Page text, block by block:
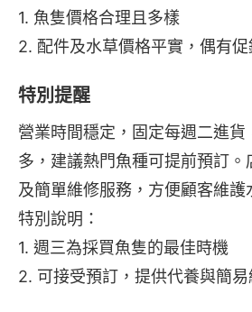
1. 魚隻價格合理且多樣
2. 配件及水草價格平實，偶有促
特別提醒
營業時間穩定，固定每週二進
多，建議熱門魚種可提前預訂
及簡單維修服務，方便顧客維護
特別說明：
1. 週三為採買魚隻的最佳時機
2. 可接受預訂，提供代養與簡